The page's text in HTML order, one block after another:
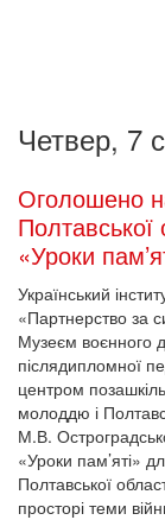
Четвер, 7
Оголошено
«Уроки
Український
«Партнерство за
Музеєм воєнного
післядипломної
центром
молоддю і
М.В.
«Уроки пам’яті»
Полтавської
просторі теми